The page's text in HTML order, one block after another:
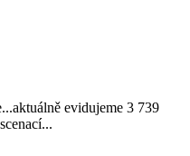
evidujeme 3 739